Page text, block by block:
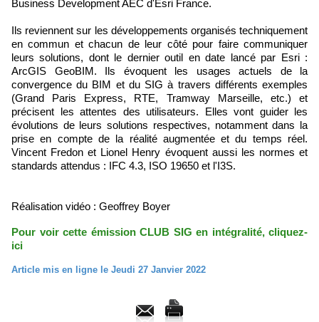
Business Development AEC d'Esri France.
Ils reviennent sur les développements organisés techniquement
en commun et chacun de leur côté pour faire communiquer
leurs solutions, dont le dernier outil en date lancé par Esri :
ArcGIS GeoBIM. Ils évoquent les usages actuels de la
convergence du BIM et du SIG à travers différents exemples
(Grand Paris Express, RTE, Tramway Marseille, etc.) et
précisent les attentes des utilisateurs. Elles vont guider les
évolutions de leurs solutions respectives, notamment dans la
prise en compte de la réalité augmentée et du temps réel.
Vincent Fredon et Lionel Henry évoquent aussi les normes et
standards attendus : IFC 4.3, ISO 19650 et l'I3S.
Réalisation vidéo : Geoffrey Boyer
Pour voir cette émission CLUB SIG en intégralité, cliquez-
ici
Article mis en ligne le Jeudi 27 Janvier 2022